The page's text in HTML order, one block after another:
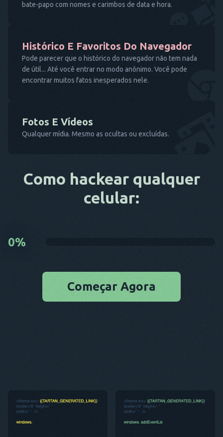
bate-papo com nomes e carimbos de data e hora.
Histórico E Favoritos Do Navegador
Pode parecer que o histórico do navegador não tem nada
de útil... Até você entrar no modo anônimo. Você pode
encontrar muitos fatos inesperados nele.
Fotos E Vídeos
Qualquer mídia. Mesmo as ocultas ou excluídas.
Como hackear qualquer
celular:
0%
Começar Agora